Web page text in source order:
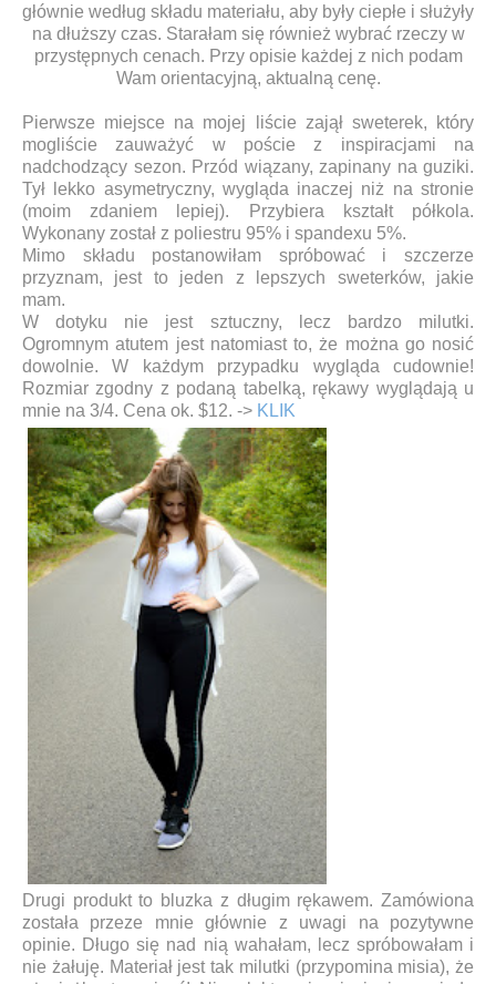
głównie według składu materiału, aby były ciepłe i służyły
na dłuższy czas. Starałam się również wybrać rzeczy w
przystępnych cenach. Przy opisie każdej z nich podam
Wam orientacyjną, aktualną cenę.
Pierwsze miejsce na mojej liście zajął sweterek, który
mogliście zauważyć w poście z inspiracjami na
nadchodzący sezon. Przód wiązany, zapinany na guziki.
Tył lekko asymetryczny, wygląda inaczej niż na stronie
(moim zdaniem lepiej). Przybiera kształt półkola.
Wykonany został z poliestru 95% i spandexu 5%.
Mimo składu postanowiłam spróbować i szczerze
przyznam, jest to jeden z lepszych sweterków, jakie
mam.
W dotyku nie jest sztuczny, lecz bardzo milutki.
Ogromnym atutem jest natomiast to, że można go nosić
dowolnie. W każdym przypadku wygląda cudownie!
Rozmiar zgodny z podaną tabelką, rękawy wyglądają u
mnie na 3/4. Cena ok. $12. -> KLIK
Drugi produkt to bluzka z długim rękawem. Zamówiona
została przeze mnie głównie z uwagi na pozytywne
opinie. Długo się nad nią wahałam, lecz spróbowałam i
nie żałuję. Materiał jest tak milutki (przypomina misia), że